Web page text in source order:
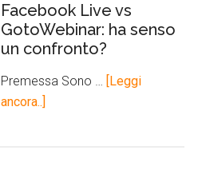
Facebook Live vs
GotoWebinar: ha senso
un confronto?
Premessa Sono …
[Leggi
ancora..]